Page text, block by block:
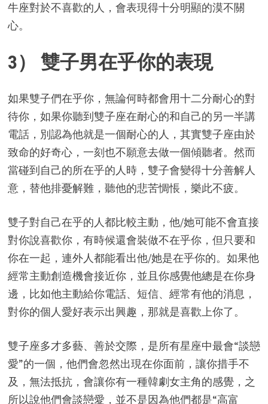
牛座對於不喜歡的人，會表現得十分明顯的漠不關
心。
3） 雙子男在乎你的表現
如果雙子們在乎你，無論何時都會用十二分耐心的對
待你，如果你聽到雙子座在耐心的和自己的另一半講
電話，別認為他就是一個耐心的人，其實雙子座由於
致命的好奇心，一刻也不願意去做一個傾聽者。然而
當碰到自己的所在乎的人時，雙子會變得十分善解人
意，替他排憂解難，聽他的悲苦惆悵，樂此不疲。
雙子對自己在乎的人都比較主動，他/她可能不會直接
對你說喜歡你，有時候還會裝做不在乎你，但只要和
你在一起，連外人都能看出他/她是在乎你的。如果他
經常主動創造機會接近你，並且你感覺他總是在你身
邊，比如他主動給你電話、短信、經常有他的消息，
對你的個人愛好表示出興趣，那就是喜歡上你了。
雙子座多才多藝、善於交際，是所有星座中最會“談戀
愛”的一個，他們會忽然出現在你面前，讓你措手不
及，無法抵抗，會讓你有一種韓劇女主角的感覺，之
所以說他們會談戀愛，並不是因為他們都是“高富